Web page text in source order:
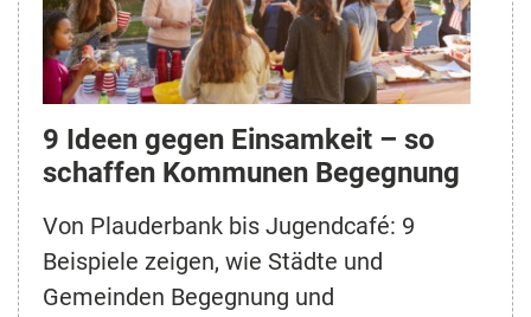
9 Ideen gegen Einsamkeit – so
schaffen Kommunen Begegnung
Von Plauderbank bis Jugendcafé: 9
Beispiele zeigen, wie Städte und
Gemeinden Begegnung und